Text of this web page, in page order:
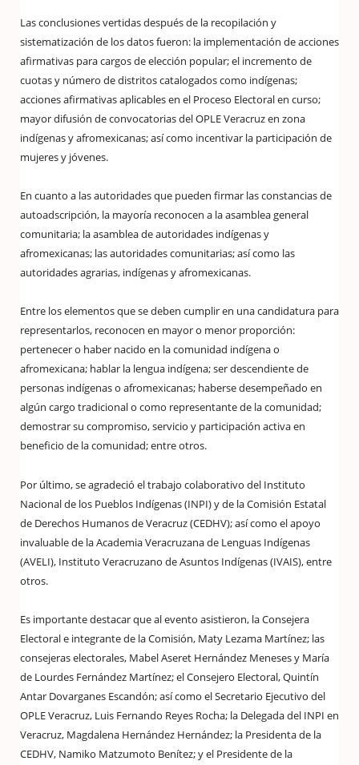
Las conclusiones vertidas después de la recopilación y
sistematización de los datos fueron: la implementación de acciones
afirmativas para cargos de elección popular; el incremento de
cuotas y número de distritos catalogados como indígenas;
acciones afirmativas aplicables en el Proceso Electoral en curso;
mayor difusión de convocatorias del OPLE Veracruz en zona
indígenas y afromexicanas; así como incentivar la participación de
mujeres y jóvenes.
En cuanto a las autoridades que pueden firmar las constancias de
autoadscripción, la mayoría reconocen a la asamblea general
comunitaria; la asamblea de autoridades indígenas y
afromexicanas; las autoridades comunitarias; así como las
autoridades agrarias, indígenas y afromexicanas.
Entre los elementos que se deben cumplir en una candidatura para
representarlos, reconocen en mayor o menor proporción:
pertenecer o haber nacido en la comunidad indígena o
afromexicana; hablar la lengua indígena; ser descendiente de
personas indígenas o afromexicanas; haberse desempeñado en
algún cargo tradicional o como representante de la comunidad;
demostrar su compromiso, servicio y participación activa en
beneficio de la comunidad; entre otros.
Por último, se agradeció el trabajo colaborativo del Instituto
Nacional de los Pueblos Indígenas (INPI) y de la Comisión Estatal
de Derechos Humanos de Veracruz (CEDHV); así como el apoyo
invaluable de la Academia Veracruzana de Lenguas Indígenas
(AVELI), Instituto Veracruzano de Asuntos Indígenas (IVAIS), entre
otros.
Es importante destacar que al evento asistieron, la Consejera
Electoral e integrante de la Comisión, Maty Lezama Martínez; las
consejeras electorales, Mabel Aseret Hernández Meneses y María
de Lourdes Fernández Martínez; el Consejero Electoral, Quintín
Antar Dovarganes Escandón; así como el Secretario Ejecutivo del
OPLE Veracruz, Luis Fernando Reyes Rocha; la Delegada del INPI en
Veracruz, Magdalena Hernández Hernández; la Presidenta de la
CEDHV, Namiko Matzumoto Benítez; y el Presidente de la